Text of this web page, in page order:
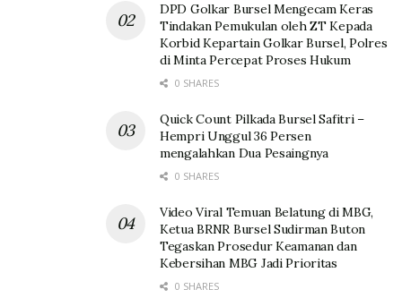
DPD Golkar Bursel Mengecam Keras
Tindakan Pemukulan oleh ZT Kepada
Korbid Kepartain Golkar Bursel, Polres
di Minta Percepat Proses Hukum
0 SHARES
Quick Count Pilkada Bursel Safitri –
Hempri Unggul 36 Persen
mengalahkan Dua Pesaingnya
0 SHARES
Video Viral Temuan Belatung di MBG,
Ketua BRNR Bursel Sudirman Buton
Tegaskan Prosedur Keamanan dan
Kebersihan MBG Jadi Prioritas
0 SHARES